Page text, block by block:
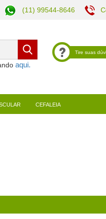
(11) 99544-8646
Tire suas
CEFALEIA